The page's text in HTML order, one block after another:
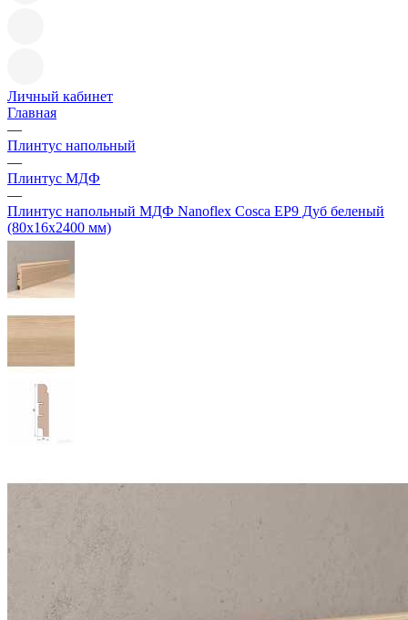
Личный кабинет
Главная
—
Плинтус напольный
—
Плинтус МДФ
—
Плинтус напольный МДФ Nanoflex Cosca EP9 Дуб беленый
(80х16х2400 мм)